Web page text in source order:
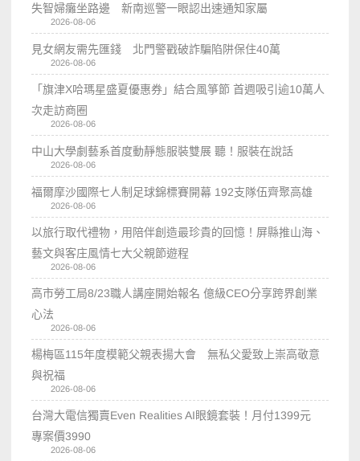
失智婦癱坐路邊 新南巡警一眼認出速通知家屬
2026-08-06
見女網友需先匯錢 北門警戳破詐騙陷阱保住40萬
2026-08-06
「旗津X哈瑪星盛夏優惠券」結合風箏節 首週吸引逾10萬人
次走訪商圈
2026-08-06
中山大學劇藝系首度動靜態服裝雙展 聽！服裝在說話
2026-08-06
福爾摩沙國際七人制足球錦標賽開幕 192支隊伍齊聚高雄
2026-08-06
以旅行取代禮物，用陪伴創造最珍貴的回憶！屏縣推山海、
藝文與客庄風情七大父親節遊程
2026-08-06
高市勞工局8/23職人講座開始報名 億級CEO分享跨界創業
心法
2026-08-06
楊梅區115年度模範父親表揚大會 無私父愛致上崇高敬意
與祝福
2026-08-06
台灣大電信獨賣Even Realities AI眼鏡套裝！月付1399元
專案價3990
2026-08-06